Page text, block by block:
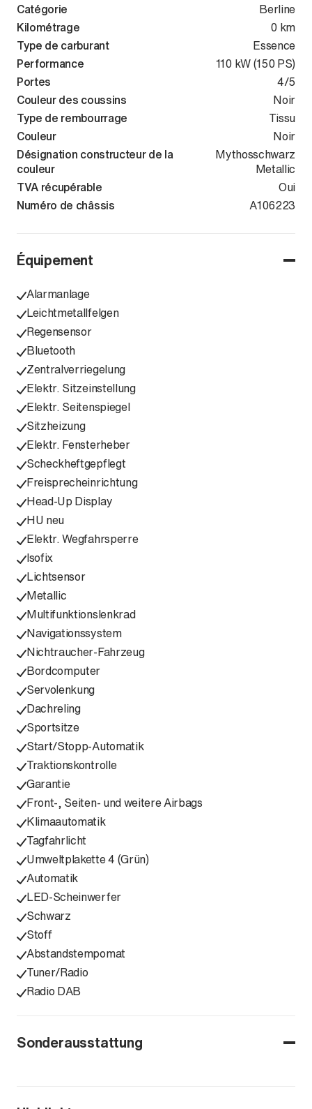
Catégorie
Berline
Kilométrage
0 km
Type de carburant
Essence
Performance
110 kW (150 PS)
Portes
4/5
Couleur des coussins
Noir
Type de rembourrage
Tissu
Couleur
Noir
Désignation constructeur de la
couleur
Mythosschwarz
Metallic
TVA récupérable
Oui
Numéro de châssis
WAUZZZGYXTA106223
Équipement
Alarmanlage
Leichtmetallfelgen
Regensensor
Bluetooth
Zentralverriegelung
Elektr. Sitzeinstellung
Elektr. Seitenspiegel
Sitzheizung
Elektr. Fensterheber
Scheckheftgepflegt
Freisprecheinrichtung
Head-Up Display
HU neu
Elektr. Wegfahrsperre
Isofix
Lichtsensor
Metallic
Multifunktionslenkrad
Navigationssystem
Nichtraucher-Fahrzeug
Bordcomputer
Servolenkung
Dachreling
Sportsitze
Start/Stopp-Automatik
Traktionskontrolle
Garantie
Front-, Seiten- und weitere Airbags
Klimaautomatik
Tagfahrlicht
Umweltplakette 4 (Grün)
Automatik
LED-Scheinwerfer
Schwarz
Stoff
Abstandstempomat
Tuner/Radio
Radio DAB
Sonderausstattung